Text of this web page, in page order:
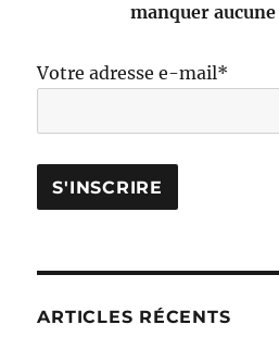
manquer
Votre adresse e-mail*
ARTICLES RÉCENTS